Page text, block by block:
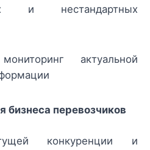
и нестандартных
актуальной
бизнеса перевозчиков
конкуренции и